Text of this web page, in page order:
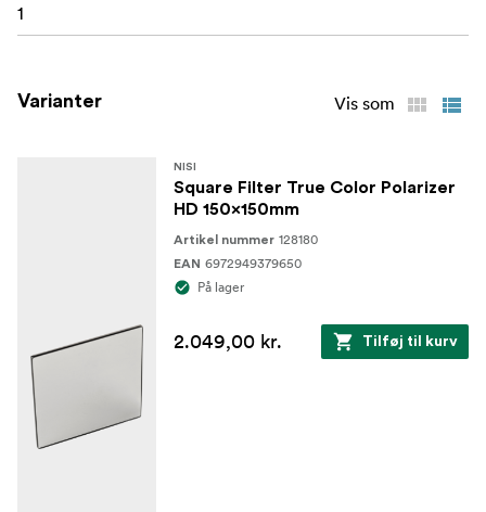
1
Varianter Vis som
NISI
Square Filter True Color Polarizer
HD 150x150mm
Artikel nummer 128180
EAN 6972949379650
På lager
2.049,00 kr. Tilføj til kurv